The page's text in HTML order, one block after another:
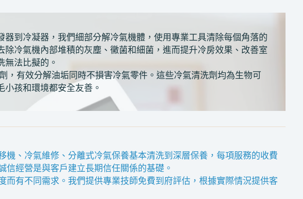
到冷凝器，我們細部分解冷氣機體，使用專業工具清除每個角落的
冷氣機內部堆積的灰塵、黴菌和細菌，進而提升冷房效果、改善室
無法比擬的。
，有效分解油垢同時不損害冷氣零件。這些冷氣清洗劑均為生物可
孩和環境都安全友善。
機、冷氣維修、分離式冷氣保養基本清洗到深層保養，每項服務的收費
經營是與客戶建立長期信任關係的基礎。
而有不同需求。我們提供專業技師免費到府評估，根據實際情況提供客